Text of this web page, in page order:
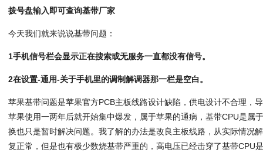
拨号盘输入即可查询基带厂家
今天我们就来说说基带问题：
1手机信号栏会显示正在搜索或无服务一直都没有信号。
2在设置-通用-关于手机里的调制解调器那一栏是空白。
苹果基带问题是苹果官方PCB主板线路设计缺陷，供电设计不合理，
苹果使用一两年后就开始集中爆发，属于苹果的通病，基带CPU是属
换也只是暂时解决问题。我了解的办法是改良主板线路，从实际情况
复正常，但是也有极少数烧基带严重的，高电压已经击穿了基带CPU